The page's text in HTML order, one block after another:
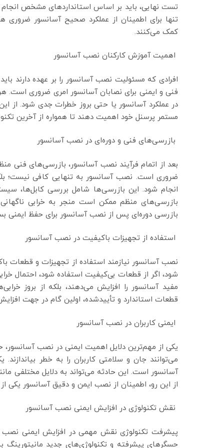
تست نهایی، باید بر اساس استانداردهای مشخص
تنها برای اطمینان از عملکرد صحیح آسانسور
کمک می‌کنند.
اهمیت آموزش کارکنان نصب آسانسور
افرادی که مسئولیت نصب آسانسور را بر عهده دارند
فنی و ایمنی برای نصابان آسانسور امری ضروری است.
در عملکرد آسانسور یا حتی بروز خطرات جدی شود. از
مستمر پرسنل خود اهمیت دهند تا همواره از آخرین
بازرسی‌های فنی و دوره‌ای در نصب آسانسور
بعد از اتمام فرآیند نصب آسانسور، بازرسی‌های فنی
ضروری است. نصب آسانسور به تنهایی کافی نیست؛
انجام شود. این بازرسی‌ها شامل بررسی کابل‌ها،
بازرسی‌های منظم ممکن است منجر به خرابی
بازرسی دوره‌ای پس از نصب آسانسور برای حفظ ایمنی
استفاده از تجهیزات باکیفیت در نصب آسانسور
نصب آسانسور نیازمند استفاده از تجهیزات و
شود، اگر از قطعات بی‌کیفیت استفاده شود، احتمال
مفید آسانسور را افزایش می‌دهند، بلکه از بروز
قطعات استاندارد و تأییدشده، اولین گام در جهت
ایمنی کاربران در نصب آسانسور
یکی از مهم‌ترین دلایل اهمیت ایمنی در نصب
می‌توانند جان و سلامتی کاربران را به خطر
آسانسور است. این حادثه می‌تواند به دلایل مختلفی
از این رو، اطمینان از نصب ایمن و دقیق آسانسور یکی
نقش تکنولوژی در افزایش ایمنی نصب آسانسور
پیشرفت تکنولوژی نقش مهمی در افزایش ایمنی نصب
حسگرهای پیشرفته و تکنولوژی‌های جدید